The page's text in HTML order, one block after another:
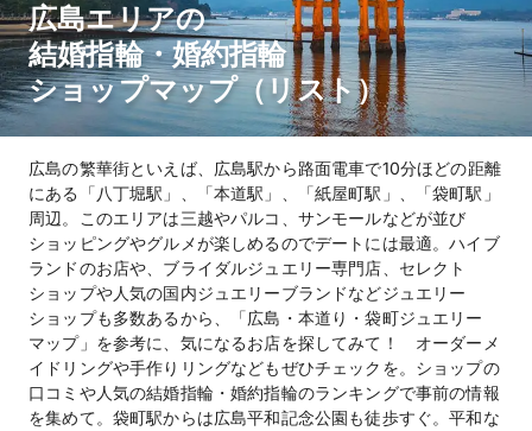
広島エリアの
結婚指輪・婚約指輪
ショップマップ（リスト）
広島の繁華街といえば、広島駅から路面電車で10分ほどの距離
にある「八丁堀駅」、「本道駅」、「紙屋町駅」、「袋町駅」
周辺。このエリアは三越やパルコ、サンモールなどが並び
ショッピングやグルメが楽しめるのでデートには最適。ハイブ
ランドのお店や、ブライダルジュエリー専門店、セレクト
ショップや人気の国内ジュエリーブランドなどジュエリー
ショップも多数あるから、「広島・本道り・袋町ジュエリー
マップ」を参考に、気になるお店を探してみて！ オーダーメ
イドリングや手作りリングなどもぜひチェックを。ショップの
口コミや人気の結婚指輪・婚約指輪のランキングで事前の情報
を集めて。袋町駅からは広島平和記念公園も徒歩すぐ。平和な